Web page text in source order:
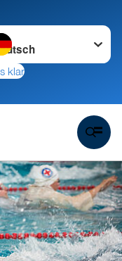
wechseln zu
klar